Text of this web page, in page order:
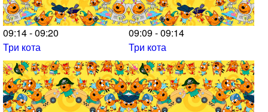
09:14 - 09:20
Три кота
09:09 - 09:14
Три кота